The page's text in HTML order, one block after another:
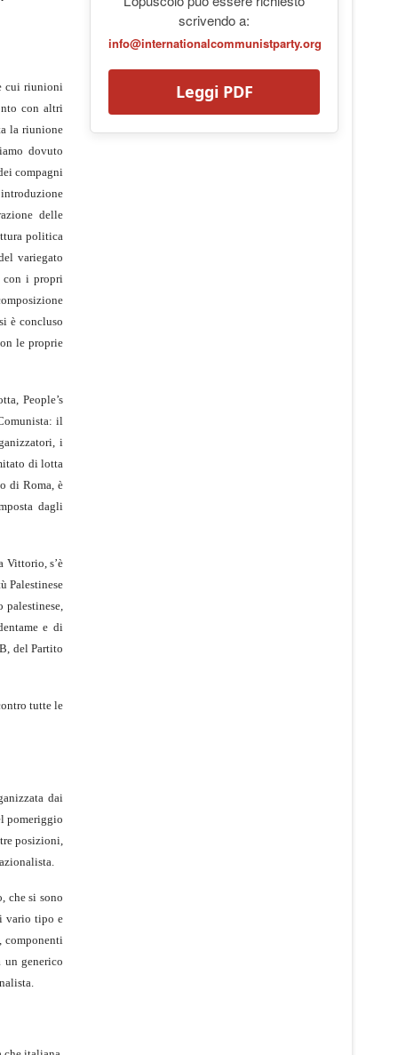
cui riunioni
con altri
la riunione
dovuto
compagni
delle
politica
variegato
con i propri
è concluso
le proprie
People’s
il
i
di lotta
di Roma, è
dagli
Vittorio, s’è
Palestinese
e di
del Partito
tutte le
dai
pomeriggio
posizioni,
che si sono
vario tipo e
componenti
generico
scrivendo a:
info@internationalcommunistparty.org
Leggi PDF